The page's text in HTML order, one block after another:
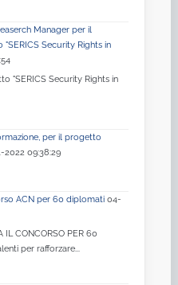
Manager per il
Security Rights in
"SERICS Security Rights in
per il progetto
2022 09:38:29
ACN per 60 diplomati 04-
IL CONCORSO PER 60
per rafforzare...